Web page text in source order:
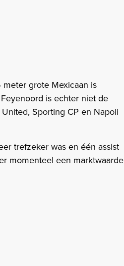
meter grote Mexicaan is
is echter niet de
Sporting CP en Napoli
trefzeker was en één assist
momenteel een marktwaarde